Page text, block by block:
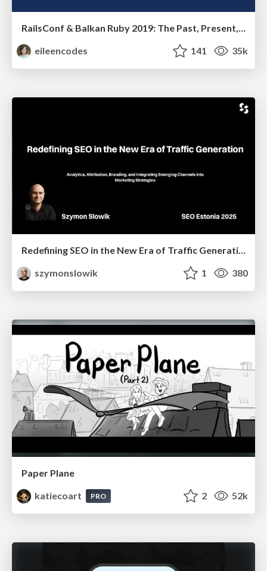
RailsConf & Balkan Ruby 2019: The Past, Present, and Future of Rails at GitHub
eileencodes
141 35k
Redefining SEO in the New Era of Traffic Generation
szymonslowik
1 380
Paper Plane
katiecoart
PRO 2 52k